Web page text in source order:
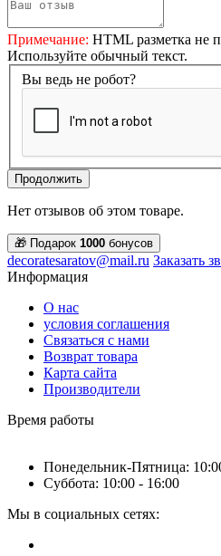
Примечание: HTML разметка не
Используйте обычный текст.
Вы ведь не робот?
Продолжить
Нет отзывов об этом товаре.
🎁 Подарок 1000 бонусов
decoratesaratov@mail.ru Заказать
Информация
О нас
условия соглашения
Связаться с нами
Возврат товара
Карта сайта
Производители
Время работы
Понедельник-Пятница:
Суббота: 10:00 - 16:00
Мы в социальных сетях: